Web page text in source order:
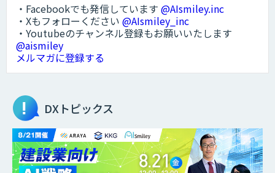
・Facebookでも発信しています @AIsmiley.inc
・Xもフォローください @AIsmiley_inc
・Youtubeのチャンネル登録もお願いいたします
@aismiley
メルマガに登録する
DXトピックス